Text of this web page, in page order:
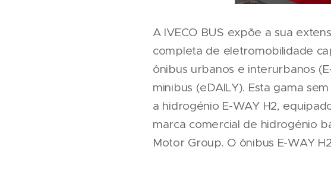
A IVECO BUS expõe a sua
completa de eletromobilidade
ônibus urbanos e interurbanos (E-
minibus (eDAILY). Esta gama
a hidrogénio E-WAY H2,
marca comercial de hidrogénio
Motor Group. O ônibus E-WAY